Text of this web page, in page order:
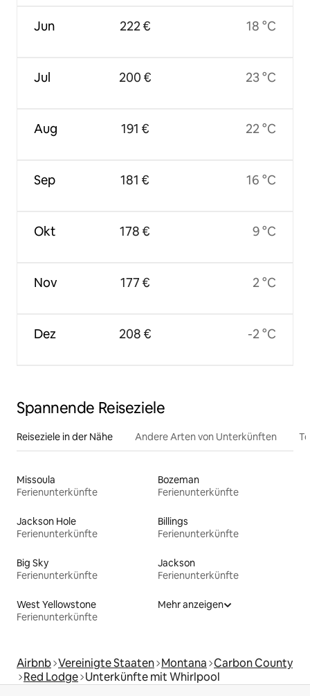
Jun
Jul
Aug
Sep
Okt
Nov
Dez
222 €
200 €
191 €
181 €
178 €
177 €
208 €
18 °C
23 °C
22 °C
16 °C
9 °C
2 °C
-2 °C
Spannende Reiseziele
Reiseziele in der Nähe Andere Arten von Unterkünften
Missoula
Ferienunterkünfte
Bozeman
Ferienunterkünfte
Jackson Hole
Ferienunterkünfte
Billings
Ferienunterkünfte
Big Sky
Ferienunterkünfte
Jackson
Ferienunterkünfte
West Yellowstone
Ferienunterkünfte
Mehr anzeigen
Airbnb Vereinigte Staaten Montana Carbon County
Red Lodge Unterkünfte mit Whirlpool